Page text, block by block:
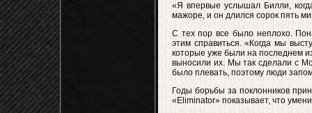
«Я впервые услышал Билли,
мажоре, и он длился сорок пять
С тех пор все было неплохо.
этим справиться. «Когда мы
которые уже были на последнем
выносили их. Мы так сделали с
было плевать, поэтому люди
Годы борьбы за поклонников
«Eliminator» показывает, что